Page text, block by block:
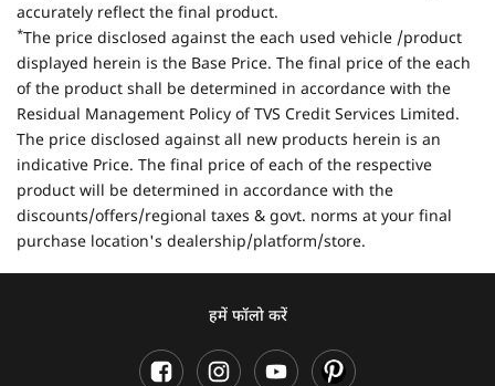
accurately reflect the final product.
*The price disclosed against the each used vehicle /product
displayed herein is the Base Price. The final price of the each
of the product shall be determined in accordance with the
Residual Management Policy of TVS Credit Services Limited.
The price disclosed against all new products herein is an
indicative Price. The final price of each of the respective
product will be determined in accordance with the
discounts/offers/regional taxes & govt. norms at your final
purchase location's dealership/platform/store.
हमें फॉलो करें